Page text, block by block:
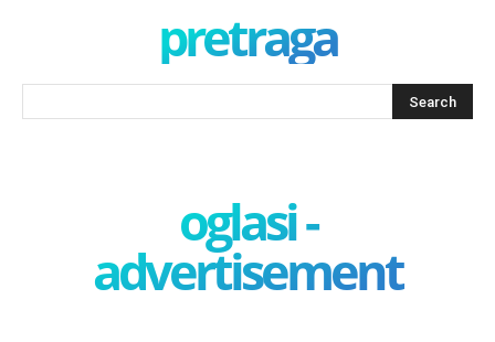
pretraga
oglasi -
advertisement